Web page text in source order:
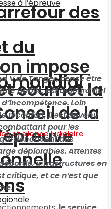
impose
soumet la
de la
des
du
mondial
V de Tanger, censé être
public, est aujourd’hui
Loin
réconfort, il est devenu
pour les
dénoncent des
déplorables. Attentes
infrastructures en
critique, et ce n’est que
.